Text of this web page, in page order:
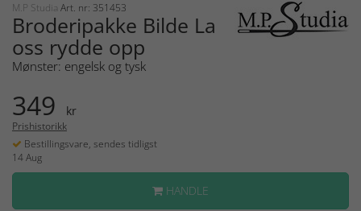
M.P Studia Art. nr: 351453
Broderipakke Bilde La
oss rydde opp
Mønster: engelsk og tysk
349 kr
Prishistorikk
Bestillingsvare, sendes tidligst
14 Aug
HANDLE